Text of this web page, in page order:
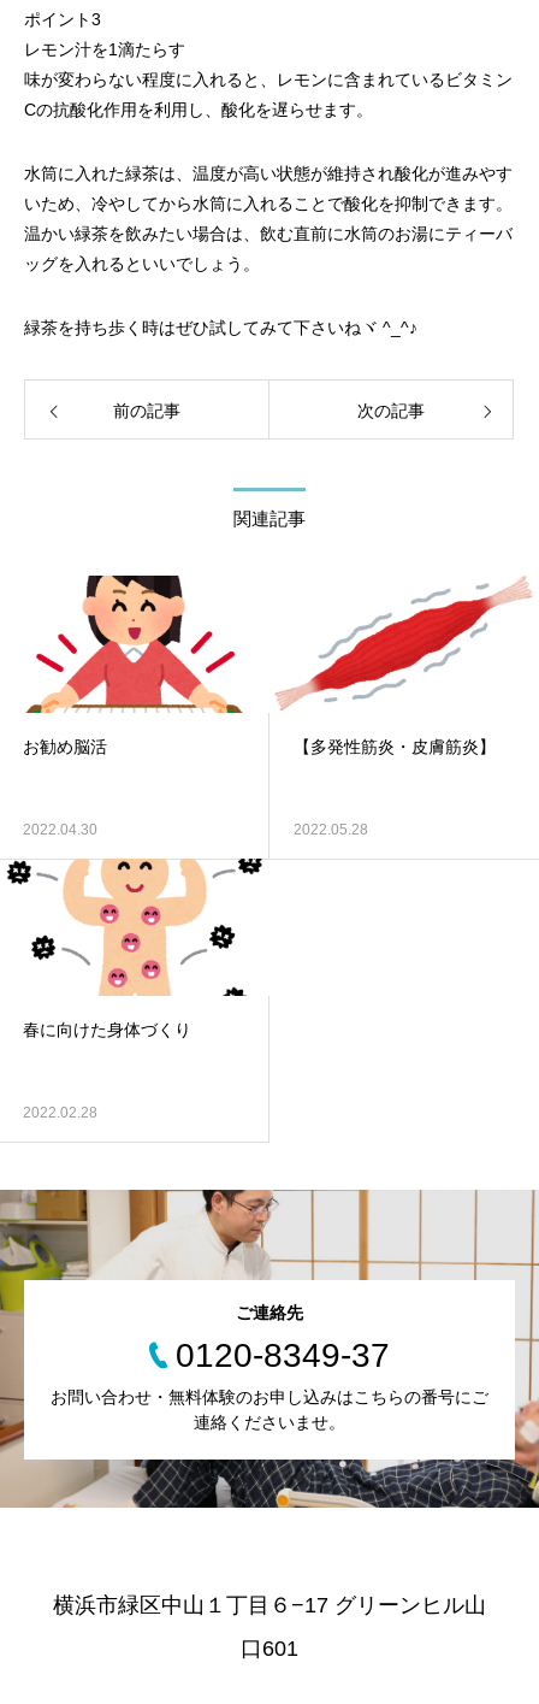
ポイント3
レモン汁を1滴たらす
味が変わらない程度に入れると、レモンに含まれているビタミン
Cの抗酸化作用を利用し、酸化を遅らせます。
水筒に入れた緑茶は、温度が高い状態が維持され酸化が進みやす
いため、冷やしてから水筒に入れることで酸化を抑制できます。
温かい緑茶を飲みたい場合は、飲む直前に水筒のお湯にティーバ
ッグを入れるといいでしょう。
緑茶を持ち歩く時はぜひ試してみて下さいねヾ ^_^♪
前の記事 次の記事
関連記事
お勧め脳活
2022.04.30
【多発性筋炎・皮膚筋炎】
2022.05.28
春に向けた身体づくり
2022.02.28
ご連絡先
0120-8349-37
お問い合わせ・無料体験のお申し込みはこちらの番号にご
連絡くださいませ。
横浜市緑区中山１丁目６−17 グリーンヒル山
口601